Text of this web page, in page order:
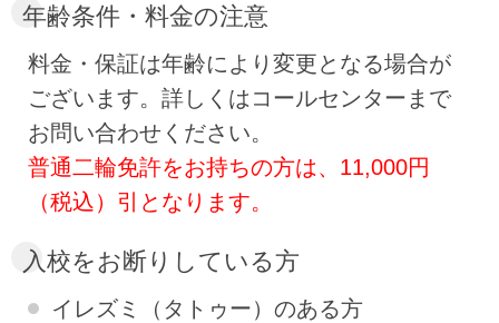
年齢条件・料金の注意
料金・保証は年齢により変更となる場合が
ございます。詳しくはコールセンターまで
お問い合わせください。
普通二輪免許をお持ちの方は、11,000円
（税込）引となります。
入校をお断りしている方
イレズミ（タトゥー）のある方